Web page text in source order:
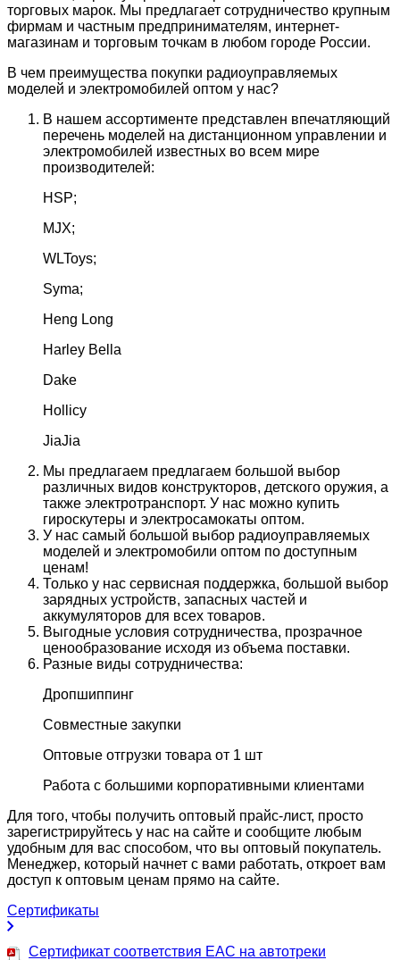
торговых марок. Мы предлагает сотрудничество крупным
фирмам и частным предпринимателям, интернет-
магазинам и торговым точкам в любом городе России.
В чем преимущества покупки радиоуправляемых
моделей и электромобилей оптом у нас?
В нашем ассортименте представлен впечатляющий
перечень моделей на дистанционном управлении и
электромобилей известных во всем мире
производителей:
HSP;
MJX;
WLToys;
Syma;
Heng Long
Harley Bella
Dake
Hollicy
JiaJia
Мы предлагаем предлагаем большой выбор
различных видов конструкторов, детского оружия, а
также электротранспорт. У нас можно купить
гироскутеры и электросамокаты оптом.
У нас самый большой выбор радиоуправляемых
моделей и электромобили оптом по доступным
ценам!
Только у нас сервисная поддержка, большой выбор
зарядных устройств, запасных частей и
аккумуляторов для всех товаров.
Выгодные условия сотрудничества, прозрачное
ценообразование исходя из объема поставки.
Разные виды сотрудничества:
Дропшиппинг
Совместные закупки
Оптовые отгрузки товара от 1 шт
Работа с большими корпоративными клиентами
Для того, чтобы получить оптовый прайс-лист, просто
зарегистрируйтесь у нас на сайте и сообщите любым
удобным для вас способом, что вы оптовый покупатель.
Менеджер, который начнет с вами работать, откроет вам
доступ к оптовым ценам прямо на сайте.
Сертификаты
Сертификат соответствия EAC на автотреки